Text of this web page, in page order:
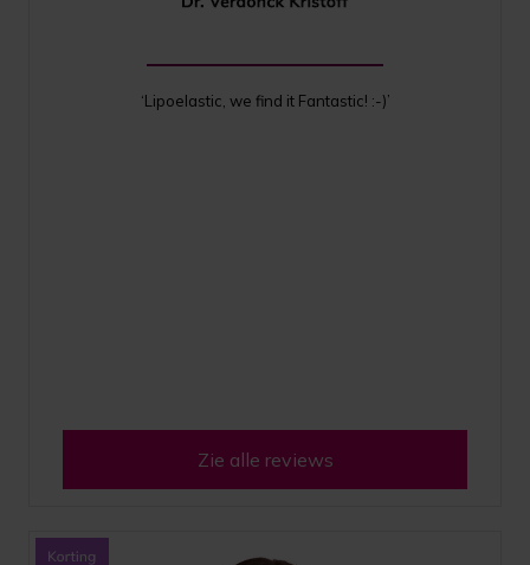
‘Lipoelastic, we find it Fantastic! :-)’
Zie alle reviews